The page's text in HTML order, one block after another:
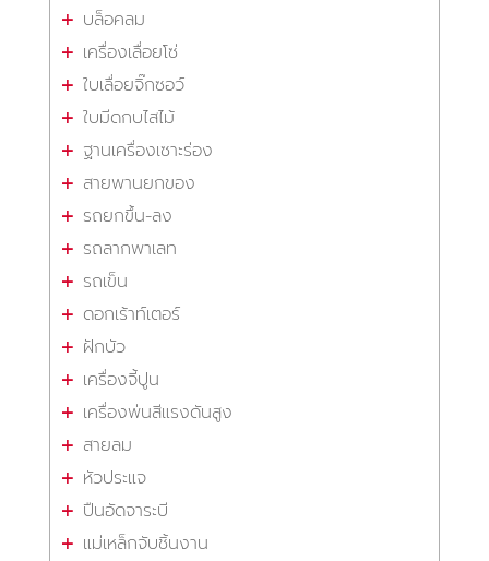
บล็อคลม
เครื่องเลื่อยโซ่
ใบเลื่อยจิ๊กซอว์
ใบมีดกบไสไม้
ฐานเครื่องเซาะร่อง
สายพานยกของ
รถยกขึ้น-ลง
รถลากพาเลท
รถเข็น
ดอกเร้าท์เตอร์
ฝักบัว
เครื่องจี้ปูน
เครื่องพ่นสีแรงดันสูง
สายลม
หัวประแจ
ปืนอัดจาระบี
แม่เหล็กจับชิ้นงาน